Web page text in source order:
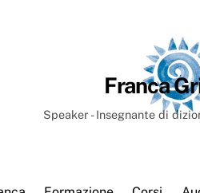
Franca
Speaker - Insegnante di